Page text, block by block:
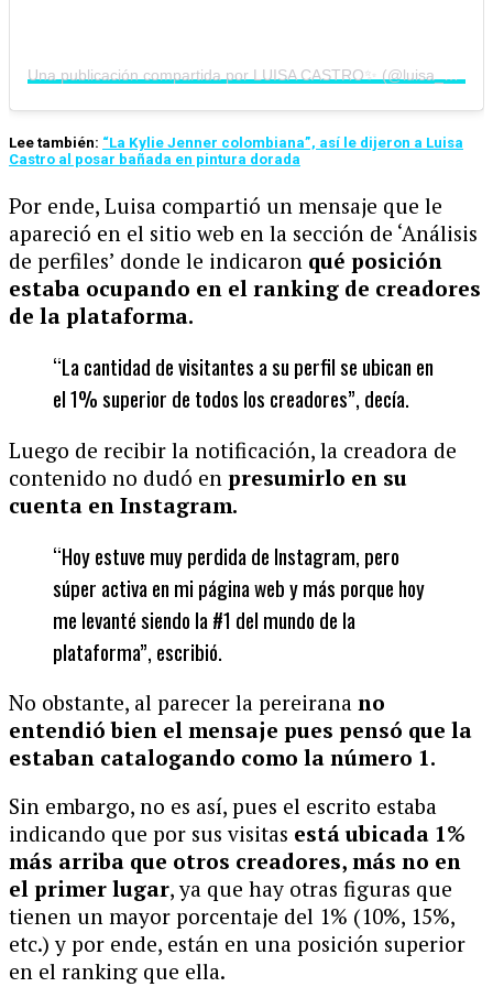
Lee también: “La Kylie Jenner colombiana”, así le dijeron a Luisa
Castro al posar bañada en pintura dorada
Por ende, Luisa compartió un mensaje que le
apareció en el sitio web en la sección de ‘Análisis
de perfiles’ donde le indicaron qué posición
estaba ocupando en el ranking de creadores
de la plataforma.
“La cantidad de visitantes a su perfil se ubican en
el 1% superior de todos los creadores”, decía.
Luego de recibir la notificación, la creadora de
contenido no dudó en presumirlo en su
cuenta en Instagram.
“Hoy estuve muy perdida de Instagram, pero
súper activa en mi página web y más porque hoy
me levanté siendo la #1 del mundo de la
plataforma”, escribió.
No obstante, al parecer la pereirana no
entendió bien el mensaje pues pensó que la
estaban catalogando como la número 1.
Sin embargo, no es así, pues el escrito estaba
indicando que por sus visitas está ubicada 1%
más arriba que otros creadores, más no en
el primer lugar, ya que hay otras figuras que
tienen un mayor porcentaje del 1% (10%, 15%,
etc.) y por ende, están en una posición superior
en el ranking que ella.